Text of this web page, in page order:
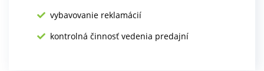
vybavovanie reklamácií
kontrolná činnosť vedenia predajní